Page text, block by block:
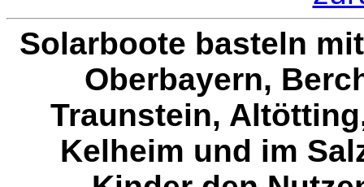
Solarboote basteln
Oberbayern,
Traunstein,
Kelheim und im